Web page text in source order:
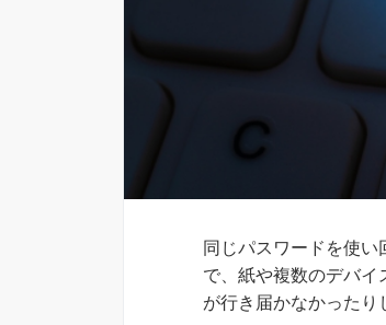
同じパスワードを使
で、紙や複数のデバイ
が行き届かなかったり